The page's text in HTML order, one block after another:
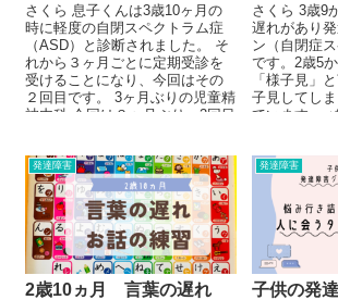
さくら 息子くんは3歳10ヶ月の
時に軽度の自閉スペクトラム症
（ASD）と診断されました。 そ
れから３ヶ月ごとに定期受診を
受けることになり、今回はその
２回目です。 3ヶ月ぶりの児童精
神内科 今回は３ヶ月ぶり、2回目
さくら 3歳9
遅れがあり
ン（自閉症
です。2歳5
「様子見」
子見してし
ています。
発達障害
2歳10ヵ月 言葉の遅れ
発達障害
子供の発